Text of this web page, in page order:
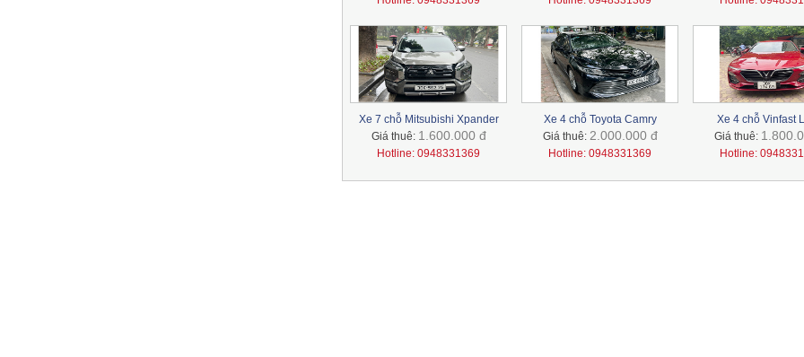
Xe 7 chỗ Mitsubishi Xpander
Giá thuê: 1.600.000 đ
Hotline: 0948331369
Xe 4 chỗ Toyota Camry
Giá thuê: 2.000.000 đ
Hotline: 0948331369
Xe 4 chỗ Vinfast
Giá thuê:
Hotline: